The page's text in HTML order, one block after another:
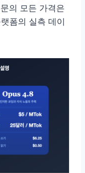
의 모든 가격은
폼의 실측 데이